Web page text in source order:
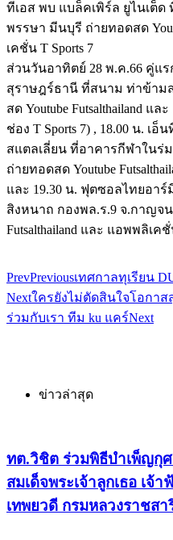
ทีเอส พบ แบล็คเพิร์ล ยูไนเต็ด
พรรษา มีนบุรี ถ่ายทอดสด
เคชั่น T Sports 7
ส่วนวันอาทิตย์ 28 พ.ค.66 คู่แ
สุราษฎร์ธานี ที่สนาม ท่าข้าม
สด Youtube Futsalthailand แ
ช่อง T Sports 7) , 18.00 น.
สแตลเลี่ยน ที่อาคารกีฬาในร่
ถ่ายทอดสด Youtube
และ 19.30 น. ฟุตซอลไทยอา
สิงหนาถ กองพล.ร.9 จ.กาญจ
Futsalthailand และ แอพพลิเคชั่
PrevPreviousเทศกาลทุเรียน
Nextใครยังไม่ตัดสินใจโอกา
ร่วมกับเรา ทีม ku แคร์Next
ข่าวล่าสุด
ทต.วิชิต ร่วมพิธีบำเพ็ญกุ
สมเด็จพระเจ้าลูกเธอ เจ้
เทพยวดี กรมหลวงราชส